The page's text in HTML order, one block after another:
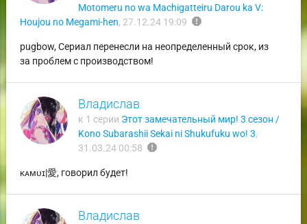
Motomeru no wa Machigatteiru Darou ka V:
Houjou no Megami-hen, 27.12.24 19:09 report
pugbow, Сериал перенесли на неопределенный срок, из
за проблем с производством!
Владислав
к 1 серии Этот замечательный мир! 3 сезон /
Kono Subarashii Sekai ni Shukufuku wo! 3,
31.03.24 00:58 report
ᴋᴀᴍᴜɪ|愛, говорил будет!
Владислав